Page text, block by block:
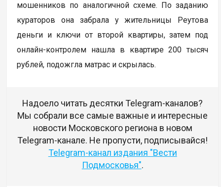
мошенников по аналогичной схеме. По заданию
кураторов она забрала у жительницы Реутова
деньги и ключи от второй квартиры, затем под
онлайн-контролем нашла в квартире 200 тысяч
рублей, подожгла матрас и скрылась.
Надоело читать десятки Telegram-каналов?
Мы собрали все самые важные и интересные
новости Московского региона в новом
Telegram-канале. Не пропусти, подписывайся!
Telegram-канал издания "Вести
Подмосковья".